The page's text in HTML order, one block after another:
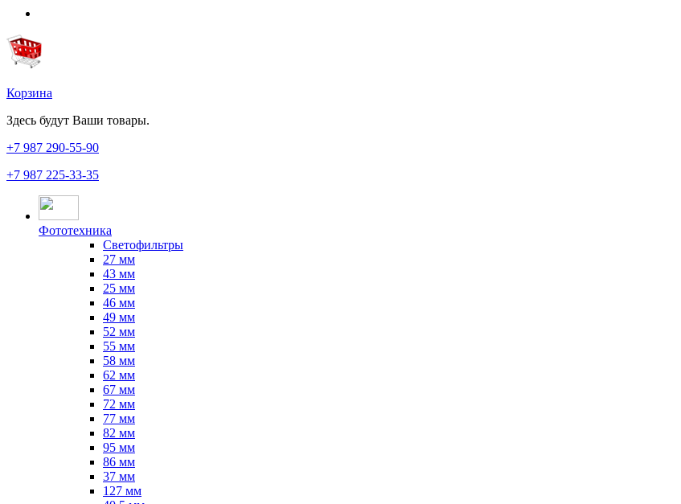
Корзина
Здесь будут Ваши товары.
+7 987 290-55-90
+7 987 225-33-35
Фототехника
Светофильтры
27 мм
43 мм
25 мм
46 мм
49 мм
52 мм
55 мм
58 мм
62 мм
67 мм
72 мм
77 мм
82 мм
95 мм
86 мм
37 мм
127 мм